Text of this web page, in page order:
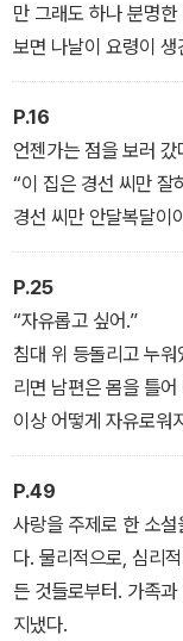
만 그래도 하나 분명한
보면 나날이 요령이 생
P.16
언젠가는 점을 보러
“이 집은 경선 씨만 잘
경선 씨만 안달복달이
P.25
“자유롭고 싶어.”
침대 위 등돌리고 누
리면 남편은 몸을 틀
이상 어떻게 자유로워
P.49
사랑을 주제로 한 소
다. 물리적으로, 심리
든 것들로부터. 가족
지냈다.